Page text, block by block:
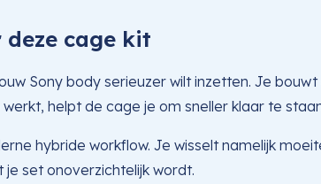
deze cage kit
Sony body serieuzer wilt inzetten. Je
helpt de cage je om sneller klaar te
hybride workflow. Je wisselt namelijk
set onoverzichtelijk wordt.